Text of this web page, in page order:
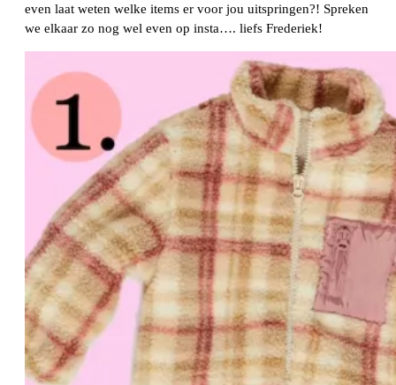
even laat weten welke items er voor jou uitspringen?! Spreken
we elkaar zo nog wel even op insta…. liefs Frederiek!